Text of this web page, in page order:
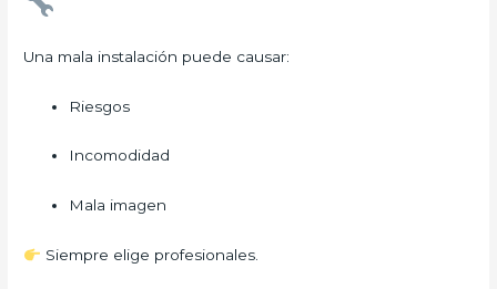
Una mala instalación puede causar:
Riesgos
Incomodidad
Mala imagen
Siempre elige profesionales.